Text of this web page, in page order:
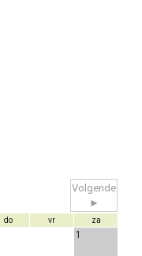
Volgende
►
do vr za
1